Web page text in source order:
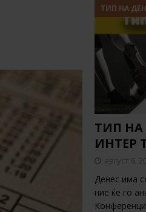
ТИП НА
ТИП НА
ИНТЕР
август 6,
Денес има
ние ќе го